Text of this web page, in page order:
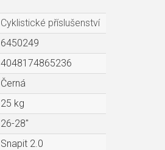
Cyklistické příslušenství
6450249
4048174865236
Černá
25 kg
26-28"
Snapit 2.0